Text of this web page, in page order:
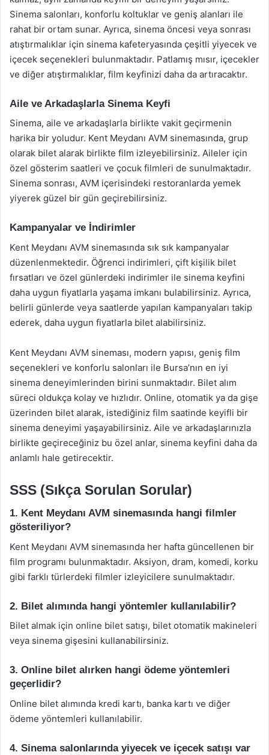
Sinema salonları, konforlu koltuklar ve geniş alanları ile
rahat bir ortam sunar. Ayrıca, sinema öncesi veya sonrası
atıştırmalıklar için sinema kafeteryasında çeşitli yiyecek ve
içecek seçenekleri bulunmaktadır. Patlamış mısır, içecekler
ve diğer atıştırmalıklar, film keyfinizi daha da artıracaktır.
Aile ve Arkadaşlarla Sinema Keyfi
Sinema, aile ve arkadaşlarla birlikte vakit geçirmenin
harika bir yoludur. Kent Meydanı AVM sinemasında, grup
olarak bilet alarak birlikte film izleyebilirsiniz. Aileler için
özel gösterim saatleri ve çocuk filmleri de sunulmaktadır.
Sinema sonrası, AVM içerisindeki restoranlarda yemek
yiyerek güzel bir gün geçirebilirsiniz.
Kampanyalar ve İndirimler
Kent Meydanı AVM sinemasında sık sık kampanyalar
düzenlenmektedir. Öğrenci indirimleri, çift kişilik bilet
fırsatları ve özel günlerdeki indirimler ile sinema keyfini
daha uygun fiyatlarla yaşama imkanı bulabilirsiniz. Ayrıca,
belirli günlerde veya saatlerde yapılan kampanyaları takip
ederek, daha uygun fiyatlarla bilet alabilirsiniz.
Kent Meydanı AVM sineması, modern yapısı, geniş film
seçenekleri ve konforlu salonları ile Bursa’nın en iyi
sinema deneyimlerinden birini sunmaktadır. Bilet alım
süreci oldukça kolay ve hızlıdır. Online, otomatik ya da gişe
üzerinden bilet alarak, istediğiniz film saatinde keyifli bir
sinema deneyimi yaşayabilirsiniz. Aile ve arkadaşlarınızla
birlikte geçireceğiniz bu özel anlar, sinema keyfini daha da
anlamlı hale getirecektir.
SSS (Sıkça Sorulan Sorular)
1. Kent Meydanı AVM sinemasında hangi filmler
gösteriliyor?
Kent Meydanı AVM sinemasında her hafta güncellenen bir
film programı bulunmaktadır. Aksiyon, dram, komedi, korku
gibi farklı türlerdeki filmler izleyicilere sunulmaktadır.
2. Bilet alımında hangi yöntemler kullanılabilir?
Bilet almak için online bilet satışı, bilet otomatik makineleri
veya sinema gişesini kullanabilirsiniz.
3. Online bilet alırken hangi ödeme yöntemleri
geçerlidir?
Online bilet alımında kredi kartı, banka kartı ve diğer
ödeme yöntemleri kullanılabilir.
4. Sinema salonlarında yiyecek ve içecek satışı var